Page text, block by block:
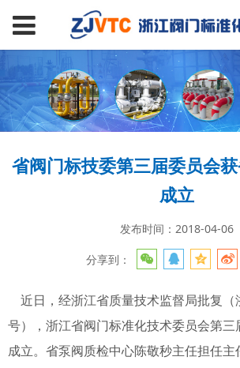
省阀门标技委第三届委员会
成立
发布时间：2018-04-06
分享到：
近日，经浙江省质量技术监督局批复（
号），浙江省阀门标准化技术委员会第三
成立。省泵阀质检中心陈敬秒主任担任